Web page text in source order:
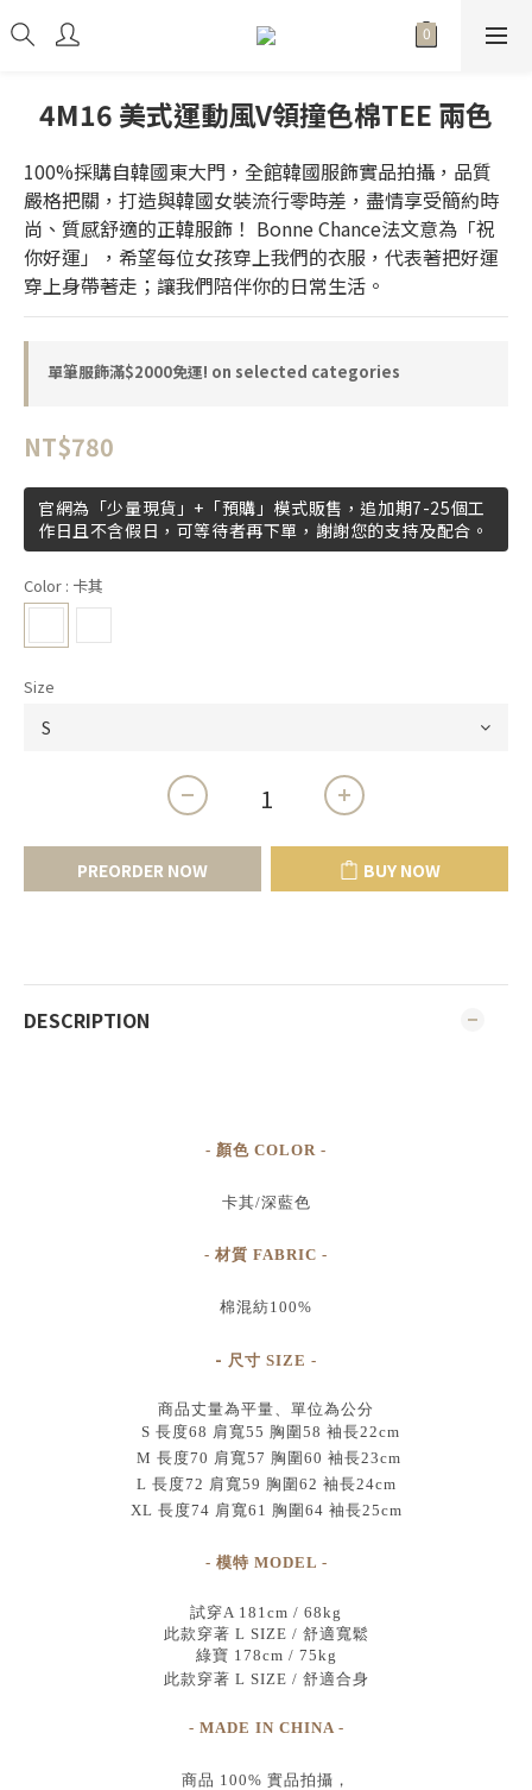
4M16 美式運動風V領撞色棉TEE 兩色
100%採購自韓國東大門，全館韓國服飾實品拍攝，品質
嚴格把關，打造與韓國女裝流行零時差，盡情享受簡約時
尚、質感舒適的正韓服飾！ Bonne Chance法文意為「祝
你好運」，希望每位女孩穿上我們的衣服，代表著把好運
穿上身帶著走；讓我們陪伴你的日常生活。
單筆服飾滿$2000免運! on selected categories
NT$780
官網為「少量現貨」+「預購」模式販售，追加期7-25個工
作日且不含假日，可等待者再下單，謝謝您的支持及配合。
Color : 卡其
Size
PREORDER NOW BUY NOW
DESCRIPTION
- 顏色 COLOR -
卡其/深藍色
- 材質 FABRIC -
棉混紡100%
- 尺寸 SIZE -
商品丈量為平量、單位為公分
S 長度68 肩寬55 胸圍58 袖長22cm
M 長度70 肩寬57 胸圍60 袖長23cm
L 長度72 肩寬59 胸圍62 袖長24cm
XL 長度74 肩寬61 胸圍64 袖長25cm
- 模特 MODEL -
試穿A 181cm / 68kg
此款穿著 L SIZE / 舒適寬鬆
綠寶 178cm / 75kg
此款穿著 L SIZE / 舒適合身
- MADE IN CHINA -
商品 100% 實品拍攝 ，